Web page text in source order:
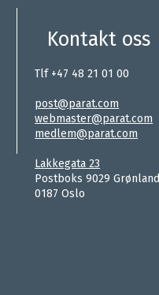
Kontakt oss
Tlf +47 48 21 01 00
post@parat.com
webmaster@parat.com
medlem@parat.com
Lakkegata 23
Postboks 9029 Grønland
0187 Oslo